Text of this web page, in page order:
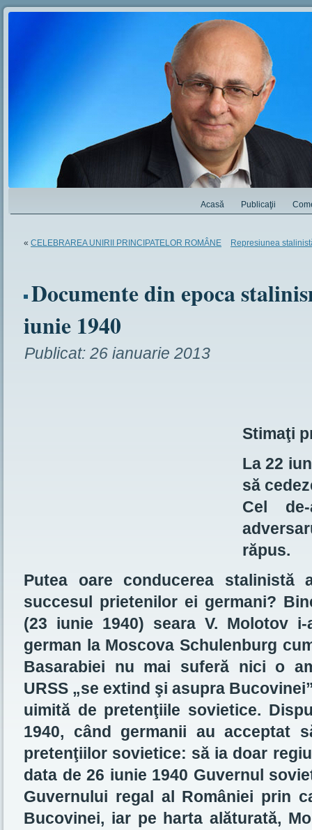
Acasă Publicaţii
« CELEBRAREA UNIRII PRINCIPATELOR ROMÂNE Represiunea
Documente din epoca
iunie 1940
Publicat: 26 ianuarie 2013
Stimaţi
La 22
să
Cel
răpus.
Putea oare conducerea stalinistă
succesul prietenilor ei germani?
(23 iunie 1940) seara V. Molotov
german la Moscova Schulenburg
Basarabiei nu mai suferă nici o
URSS „se extind şi asupra
uimită de pretenţiile sovietice.
1940, când germanii au acceptat
pretenţiilor sovietice: să ia doar
data de 26 iunie 1940 Guvernul
Guvernului regal al României prin
Bucovinei, iar pe harta alăturată,